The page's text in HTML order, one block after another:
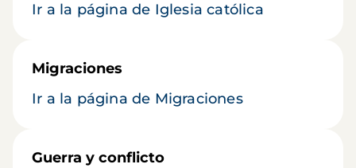
Ir a la página de Iglesia católica
Migraciones
Ir a la página de Migraciones
Guerra y conflicto